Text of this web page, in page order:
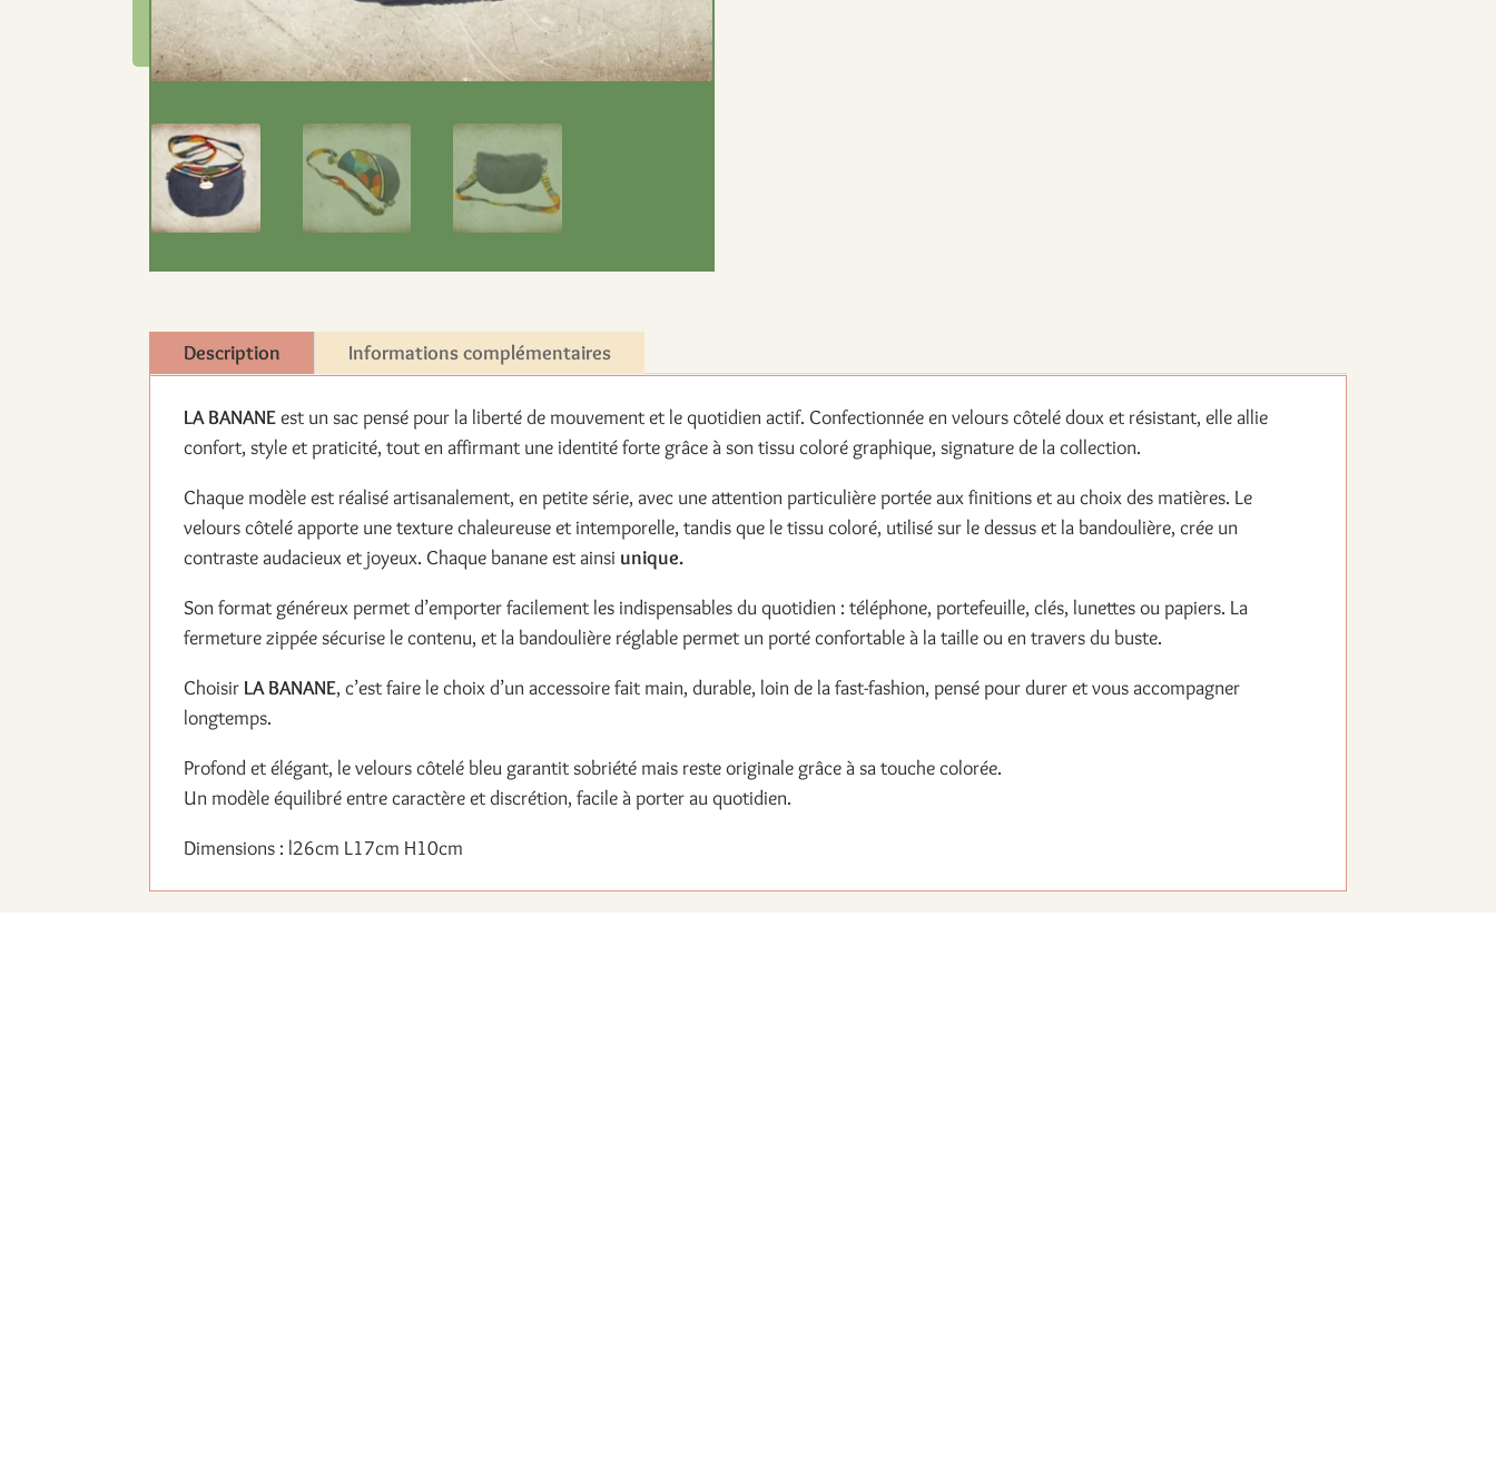
Description Informations complémentaires
LA BANANEest un sac pensé pour la liberté de mouvement et le quotidien actif. Confectionnée en velours côtelé doux et résistant, elle allie
confort, style et praticité, tout en affirmant une identité forte grâce à son tissu coloré graphique, signature de la collection.
Chaque modèle est réalisé artisanalement, en petite série, avec une attention particulière portée aux finitions et au choix des matières. Le
velours côtelé apporte une texture chaleureuse et intemporelle, tandis que le tissu coloré, utilisé sur le dessus et la bandoulière, crée un
contraste audacieux et joyeux. Chaque banane est ainsi unique.
Son format généreux permet d’emporter facilement les indispensables du quotidien : téléphone, portefeuille, clés, lunettes ou papiers. La
fermeture zippée sécurise le contenu, et la bandoulière réglable permet un porté confortable à la taille ou en travers du buste.
Choisir LA BANANE, c’est faire le choix d’un accessoire fait main, durable, loin de la fast-fashion, pensé pour durer et vous accompagner
longtemps.
Profond et élégant, le velours côtelé bleu garantit sobriété mais reste originale grâce à sa touche colorée.
Un modèle équilibré entre caractère et discrétion, facile à porter au quotidien.
Dimensions : l26cm L17cm H10cm